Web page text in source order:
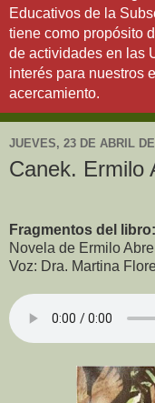
Educativos de la
tiene como propósito
de actividades en las
interés para nuestros
acercamiento.
JUEVES, 23 DE ABRIL
Canek. Ermilo
Fragmentos del
Novela de Ermilo
Voz: Dra. Martina